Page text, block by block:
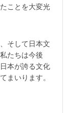
ことを大変光
そして日本文
たちは今後
本が誇る文化
まいります。